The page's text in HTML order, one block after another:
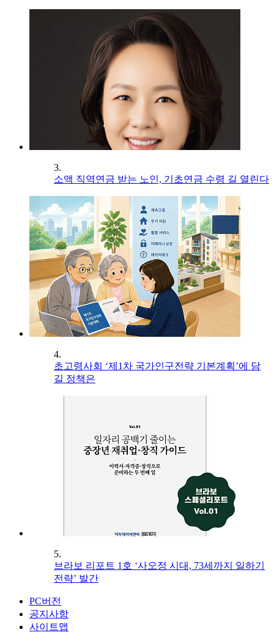
3.
소액 직역연금 받는 노인, 기초연금 수령 길 열린다
4.
초고령사회 ‘제1차 국가인구전략 기본계획’에 담
길 정책은
5.
브라보 리포트 1호 ‘사오정 시대, 73세까지 일하기
전략’ 발간
PC버전
공지사항
사이트맵